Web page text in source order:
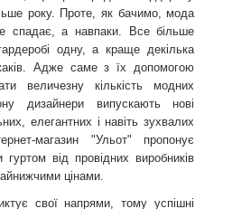
року. Проте, як бачимо, мода
спадає, а навпаки. Все більше
одну, а краще декілька
Адже саме з їх допомогою
величезну кількість модних
дизайнери випускають нові
елегантних і навіть зухвалих
магазин "Ульот" пропонує
гуртом від провідних виробників
цінами.
свої напрями, тому успішні